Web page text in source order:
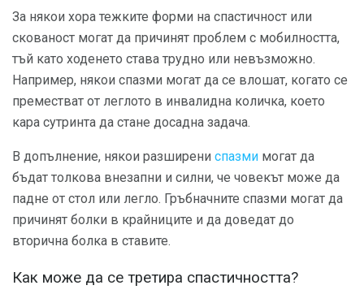
За някои хора тежките форми на спастичност или
скованост могат да причинят проблем с мобилността,
тъй като ходенето става трудно или невъзможно.
Например, някои спазми могат да се влошат, когато се
преместват от леглото в инвалидна количка, което
кара сутринта да стане досадна задача.
В допълнение, някои разширени спазми могат да
бъдат толкова внезапни и силни, че човекът може да
падне от стол или легло. Гръбначните спазми могат да
причинят болки в крайниците и да доведат до
вторична болка в ставите.
Как може да се третира спастичността?